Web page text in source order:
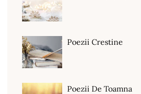
Poezii Crestine
Poezii De Toamna